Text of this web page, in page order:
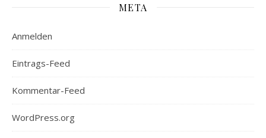
META
Anmelden
Eintrags-Feed
Kommentar-Feed
WordPress.org